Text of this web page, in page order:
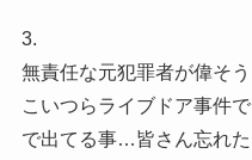
3.
無責任な元犯罪者が偉そう
こいつらライブドア事件
で出てる事…皆さん忘れた